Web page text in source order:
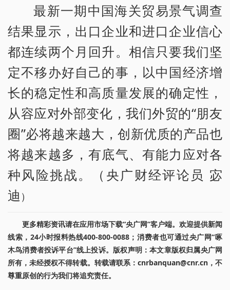
最新一期中国海关贸易景气调查
结果显示，出口企业和进口企业信心
都连续两个月回升。相信只要我们坚
定不移办好自己的事，以中国经济增
长的稳定性和高质量发展的确定性，
从容应对外部变化，我们外贸的“朋友
圈”必将越来越大，创新优质的产品也
将越来越多，有底气、有能力应对各
种风险挑战。（央广财经评论员 宓
迪 ）
更多精彩资讯请在应用市场下载“央广网”客户端。欢迎提供新闻
线索，24小时报料热线400-800-0088；消费者也可通过央广网“啄
木鸟消费者投诉平台”线上投诉。版权声明：本文章版权归属央广网
所有，未经授权不得转载。转载请联系：cnrbanquan@cnr.cn，不
尊重原创的行为我们将追究责任。